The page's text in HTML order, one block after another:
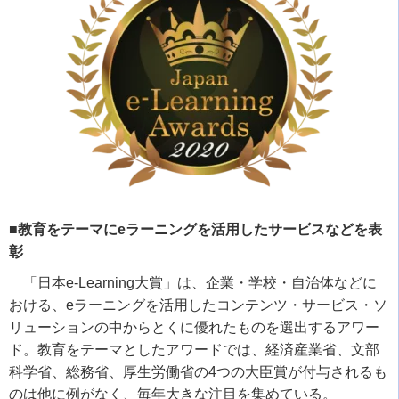
■教育をテーマにeラーニングを活用したサービスなどを表
彰
「日本e-Learning大賞」は、企業・学校・自治体などに
おける、 eラーニングを活用したコンテンツ・サービス・ソ
リューションの中からとくに優れたものを選出するアワー
ド。教育をテーマとしたアワードでは、経済産業省、文部
科学省、総務省、厚生労働省の4つの大臣賞が付与されるも
のは他に例がなく、毎年大きな注目を集めている。